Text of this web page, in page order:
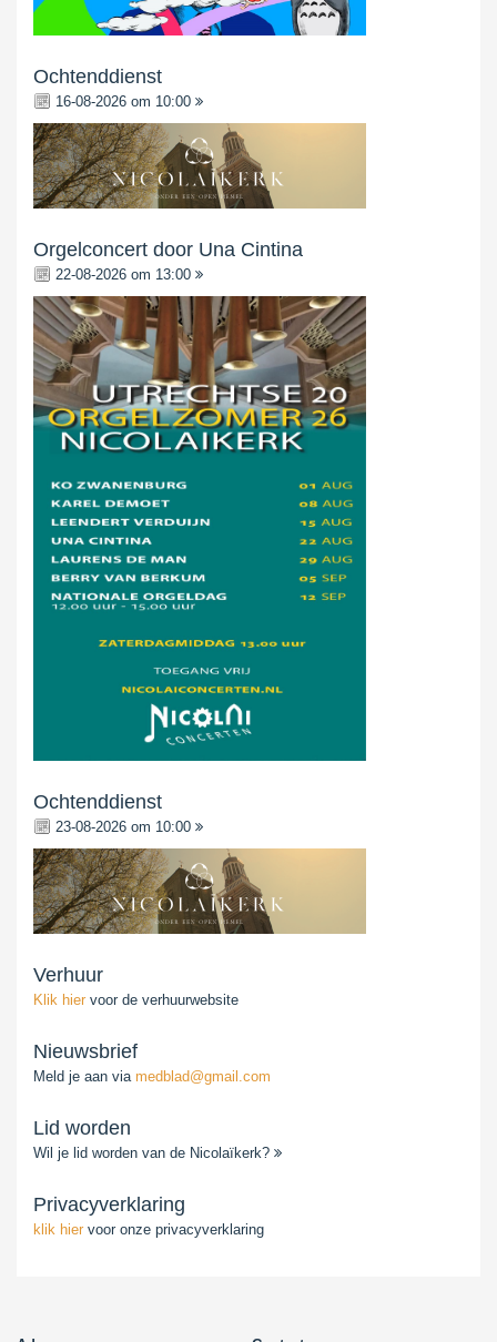
Ochtenddienst
16-08-2026 om 10:00
Orgelconcert door Una Cintina
22-08-2026 om 13:00
Ochtenddienst
23-08-2026 om 10:00
Verhuur
Klik hier voor de verhuurwebsite
Nieuwsbrief
Meld je aan via medblad@gmail.com
Lid worden
Wil je lid worden van de Nicolaïkerk?
Privacyverklaring
klik hier voor onze privacyverklaring